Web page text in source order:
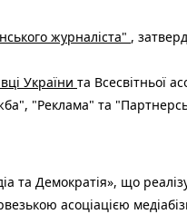
журналіста" ,
України та Всесвітньої
"Реклама" та
Демократія», що
асоціацією